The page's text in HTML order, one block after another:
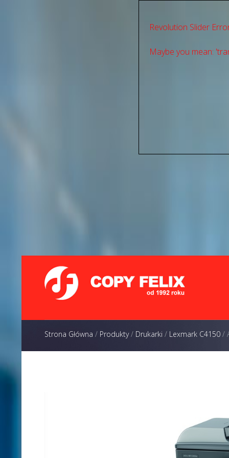
Revolution Slider
Maybe you mean:
Strona Główna / Produkty/ Drukarki / Lexmark C4150 /